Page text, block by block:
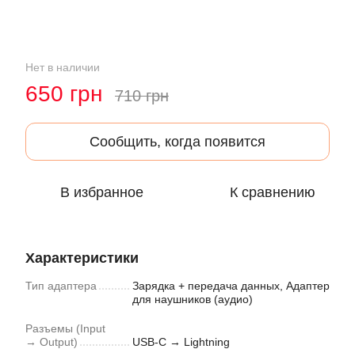
Нет в наличии
650 грн 710 грн
Сообщить, когда появится
В избранное К сравнению
Характеристики
Тип адаптера
Зарядка + передача данных, Адаптер
для наушников (аудио)
Разъемы (Input
→ Output)
USB-C → Lightning